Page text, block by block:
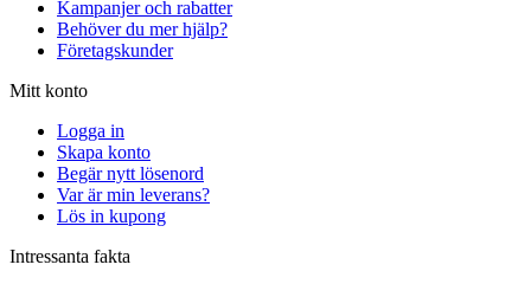
Kampanjer och rabatter
Behöver du mer hjälp?
Företagskunder
Mitt konto
Logga in
Skapa konto
Begär nytt lösenord
Var är min leverans?
Lös in kupong
Intressanta fakta